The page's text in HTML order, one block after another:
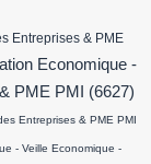
Entreprises & PME
Economique -
PME PMI
(6627)
Entreprises & PME PMI
- Veille Economique -